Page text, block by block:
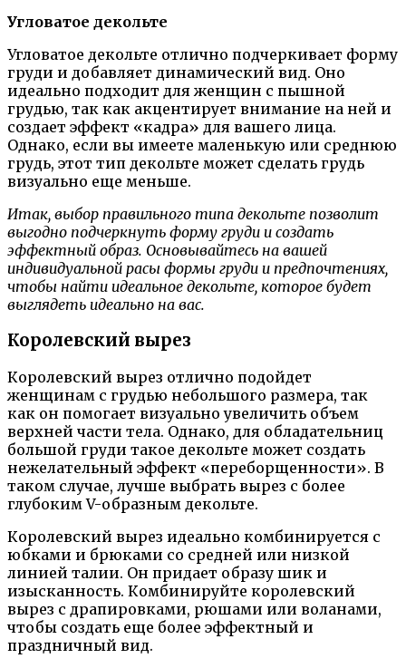
Угловатое декольте
Угловатое декольте отлично подчеркивает форму
груди и добавляет динамический вид. Оно
идеально подходит для женщин с пышной
грудью, так как акцентирует внимание на ней и
создает эффект «кадра» для вашего лица.
Однако, если вы имеете маленькую или среднюю
грудь, этот тип декольте может сделать грудь
визуально еще меньше.
Итак, выбор правильного типа декольте позволит
выгодно подчеркнуть форму груди и создать
эффектный образ. Основывайтесь на вашей
индивидуальной расы формы груди и предпочтениях,
чтобы найти идеальное декольте, которое будет
выглядеть идеально на вас.
Королевский вырез
Королевский вырез отлично подойдет
женщинам с грудью небольшого размера, так
как он помогает визуально увеличить объем
верхней части тела. Однако, для обладательниц
большой груди такое декольте может создать
нежелательный эффект «переборщенности». В
таком случае, лучше выбрать вырез с более
глубоким V-образным декольте.
Королевский вырез идеально комбинируется с
юбками и брюками со средней или низкой
линией талии. Он придает образу шик и
изысканность. Комбинируйте королевский
вырез с драпировками, рюшами или воланами,
чтобы создать еще более эффектный и
праздничный вид.